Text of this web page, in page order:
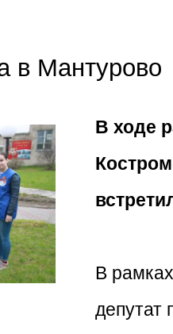
в Мантурово
В ходе
В
депутат